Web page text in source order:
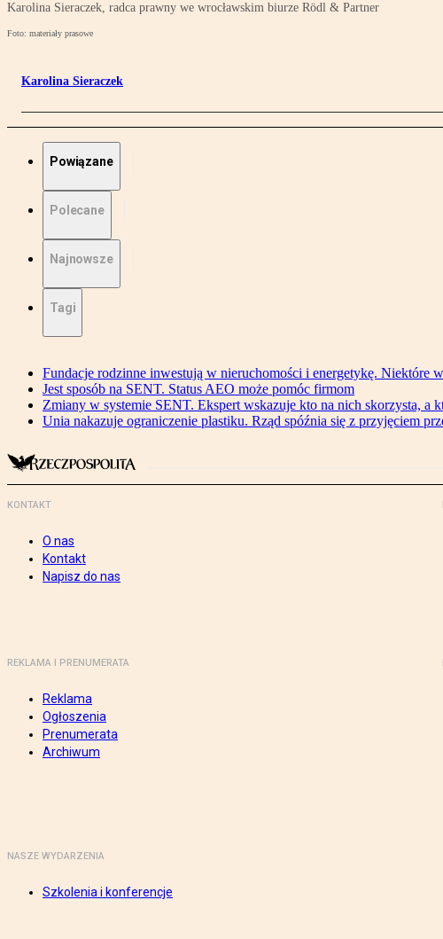
Karolina Sieraczek, radca prawny we wrocławskim biurze Rödl & Partner
Foto: materiały prasowe
Karolina Sieraczek
Powiązane
Polecane
Najnowsze
Tagi
Fundacje rodzinne inwestują w nieruchomości i energetykę. Niektóre w
Jest sposób na SENT. Status AEO może pomóc firmom
Zmiany w systemie SENT. Ekspert wskazuje kto na nich skorzysta, a
Unia nakazuje ograniczenie plastiku. Rząd spóźnia się z przyjęciem
KONTAKT
O nas
Kontakt
Napisz do nas
REKLAMA I PRENUMERATA
Reklama
Ogłoszenia
Prenumerata
Archiwum
NASZE WYDARZENIA
Szkolenia i konferencje